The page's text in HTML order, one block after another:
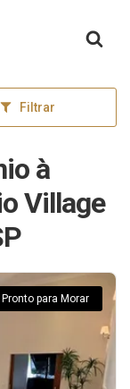
Filtrar
à
Village
Pronto para Morar